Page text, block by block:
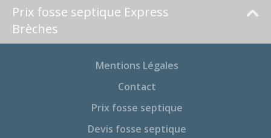
Prix fosse septique Express
Brèches
Mentions Légales
Contact
Prix fosse septique
Devis fosse septique